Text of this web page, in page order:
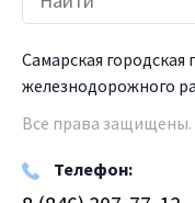
Самарская
железнодорожного
Все права защищены.
Телефон: